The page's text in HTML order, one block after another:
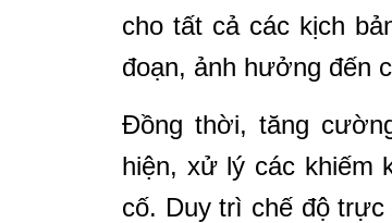
cho tất cả các kịch
đoạn, ảnh hưởng đến
Đồng thời, tăng
hiện, xử lý các khiếm
cố. Duy trì chế độ trực